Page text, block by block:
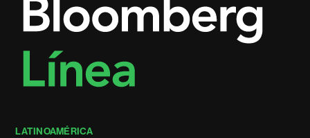
LATINOAMÉRICA